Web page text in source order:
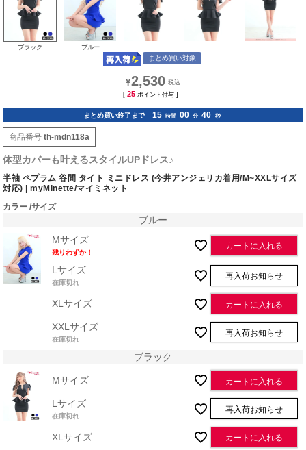
ブラック ブルー
まとめ買い対象
¥2,530
[ 25 ポイント付与 ]
まとめ買い終了まで 15 時間 00 分 39 秒
商品番号 th-mdn118a
体型カバーも叶えるスタイルUPドレス♪
半袖 ペプラム 谷間 タイト ミニドレス (今井アンジェリカ着用/M~XXLサイズ
対応) | myMinette/マイミネット
カラー サイズ
ブルー
Mサイズ
残りわずか！
カートに入れる
Lサイズ
在庫切れ
再入荷お知らせ
XLサイズ カートに入れる
XXLサイズ
在庫切れ
再入荷お知らせ
ブラック
Mサイズ カートに入れる
Lサイズ
在庫切れ
再入荷お知らせ
XLサイズ カートに入れる